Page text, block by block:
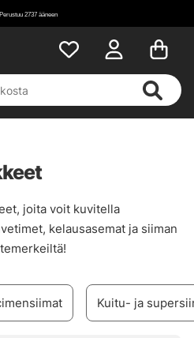
Perustuu 2737 ääneen
joita voit kuvitella
kelausasemat ja siiman
Kuitu- ja